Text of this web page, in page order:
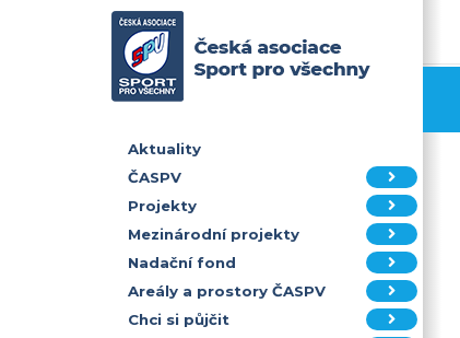
Aktuality
ČASPV
Projekty
Mezinárodní projekty
Nadační fond
Areály a prostory ČASPV
Chci si půjčit